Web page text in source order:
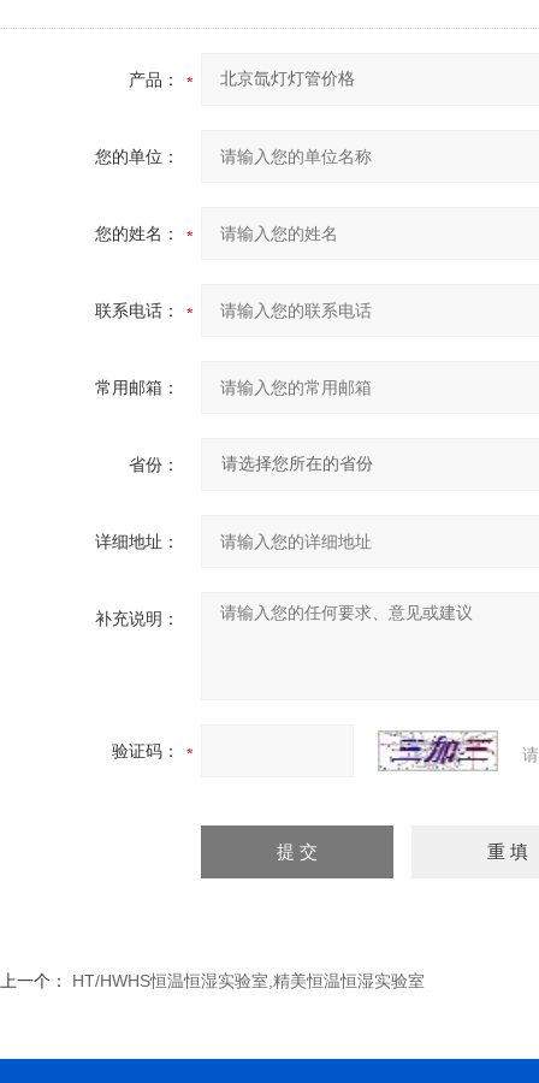
产品：
您的单位：
您的姓名：
联系电话：
常用邮箱：
省份：
详细地址：
补充说明：
验证码：
上一个： HT/HWHS恒温恒湿实验室,精美恒温恒湿实验室